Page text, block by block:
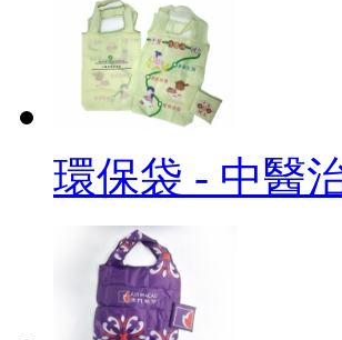
環保袋 - 中醫